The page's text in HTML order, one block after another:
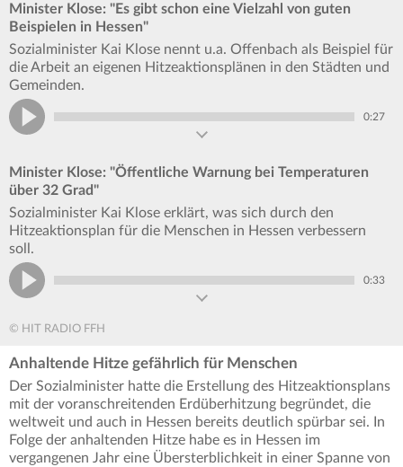
Minister Klose: "Es gibt schon eine Vielzahl von guten
Beispielen in Hessen"
Sozialminister Kai Klose nennt u.a. Offenbach als Beispiel für
die Arbeit an eigenen Hitzeaktionsplänen in den Städten und
Gemeinden.
0:27
Minister Klose: "Öffentliche Warnung bei Temperaturen
über 32 Grad"
Sozialminister Kai Klose erklärt, was sich durch den
Hitzeaktionsplan für die Menschen in Hessen verbessern
soll.
0:33
© HIT RADIO FFH
Anhaltende Hitze gefährlich für Menschen
Der Sozialminister hatte die Erstellung des Hitzeaktionsplans
mit der voranschreitenden Erdüberhitzung begründet, die
weltweit und auch in Hessen bereits deutlich spürbar sei. In
Folge der anhaltenden Hitze habe es in Hessen im
vergangenen Jahr eine Übersterblichkeit in einer Spanne von